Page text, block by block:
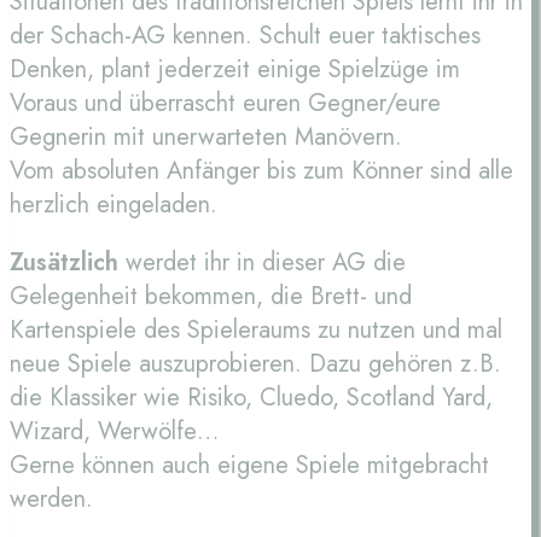
der Schach-AG kennen. Schult euer taktisches
Denken, plant jederzeit einige Spielzüge im
Voraus und überrascht euren Gegner/eure
Gegnerin mit unerwarteten Manövern.
Vom absoluten Anfänger bis zum Könner sind alle
herzlich eingeladen.
Zusätzlich werdet ihr in dieser AG die
Gelegenheit bekommen, die Brett- und
Kartenspiele des Spieleraums zu nutzen und mal
neue Spiele auszuprobieren. Dazu gehören z.B.
die Klassiker wie Risiko, Cluedo, Scotland Yard,
Wizard, Werwölfe…
Gerne können auch eigene Spiele mitgebracht
werden.